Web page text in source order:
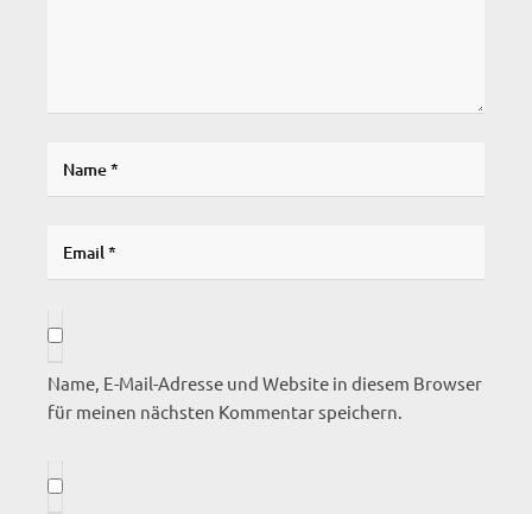
Name, E-Mail-Adresse und Website in diesem Browser
für meinen nächsten Kommentar speichern.